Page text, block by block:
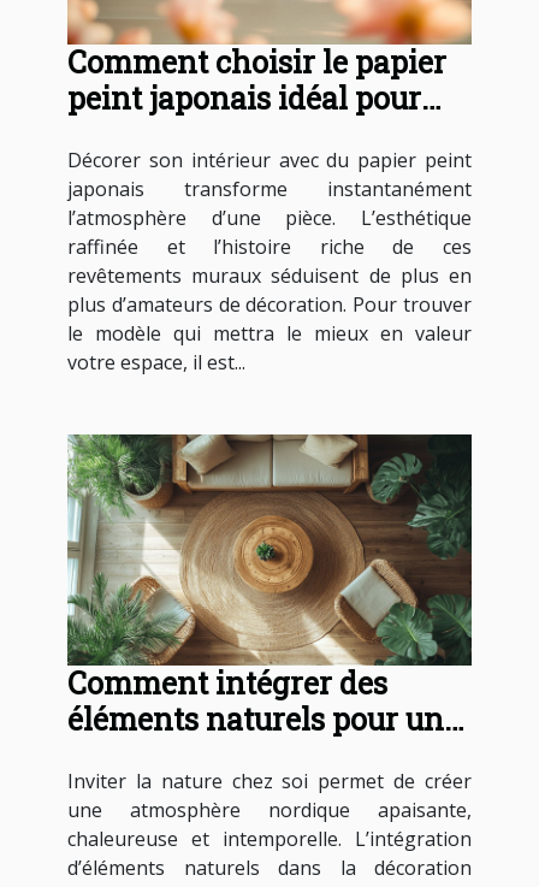
Comment choisir le papier
peint japonais idéal pour
Décorer son intérieur avec du papier peint
japonais transforme instantanément
l’atmosphère d’une pièce. L’esthétique
raffinée et l’histoire riche de ces
revêtements muraux séduisent de plus en
plus d’amateurs de décoration. Pour trouver
le modèle qui mettra le mieux en valeur
votre espace, il est...
Comment intégrer des
éléments naturels pour une
Inviter la nature chez soi permet de créer
une atmosphère nordique apaisante,
chaleureuse et intemporelle. L’intégration
d’éléments naturels dans la décoration